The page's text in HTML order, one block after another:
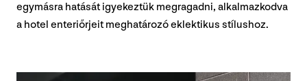
egymásra hatását igyekeztük megragadni, alkalmazkodva
a hotel enteriőrjeit meghatározó eklektikus stílushoz.